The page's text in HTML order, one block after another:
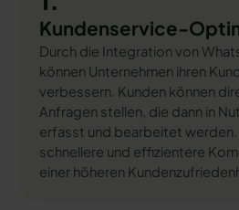
Kundenservice-
Durch die Integration von
können Unternehmen ihren
verbessern. Kunden können
Anfragen stellen, die dann in
erfasst und bearbeitet
schnellere und effizientere
einer höheren